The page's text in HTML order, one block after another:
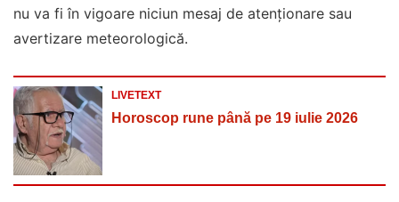
nu va fi în vigoare niciun mesaj de atenționare sau
avertizare meteorologică.
LIVETEXT
Horoscop rune până pe 19 iulie 2026